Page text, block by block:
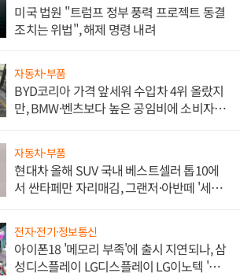
미국 법원 "트럼프 정부 풍력 프로젝트 동결
조치는 위법", 해제 명령 내려
자동차·부품
BYD코리아 가격 앞세워 수입차 4위 올랐지
만, BMW·벤츠보다 높은 공임비에 소비자
자동차·부품
현대차 올해 SUV 국내 베스트셀러 톱10에
서 싼타페만 자리매김, 그랜저·아반떼 '세단
전자·전기·정보통신
아이폰18 '메모리 부족'에 출시 지연되나, 삼
성디스플레이 LG디스플레이 LG이노텍 '탈